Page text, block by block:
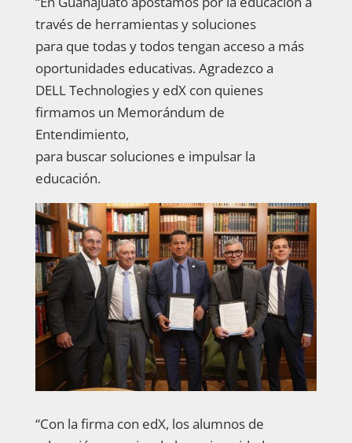
través de herramientas y soluciones
para que todas y todos tengan acceso a más
oportunidades educativas. Agradezco a
DELL Technologies y edX con quienes
firmamos un Memorándum de
Entendimiento,
para buscar soluciones e impulsar la
educación.
“Con la firma con edX, los alumnos de